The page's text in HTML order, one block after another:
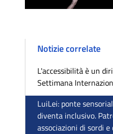
Notizie correlate
L'accessibilità è un
Settimana
LuiLei: ponte
diventa inclusivo.
associazioni di sordi e